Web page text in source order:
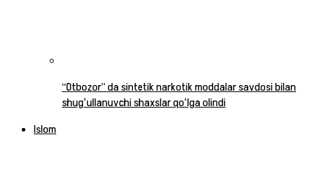
“Otbozor” da sintetik narkotik moddalar savdosi bilan
shugʻullanuvchi shaxslar qoʻlga olindi
Islom